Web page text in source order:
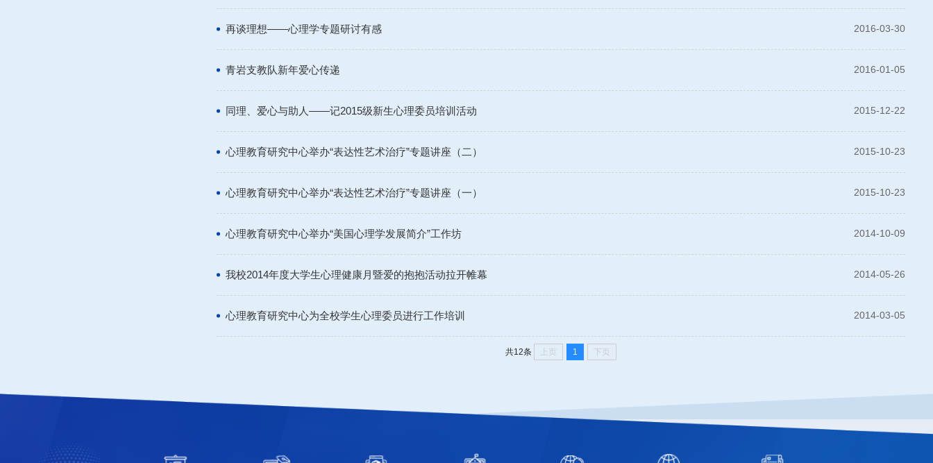
再谈理想——心理学专题研讨有感 2016-03-30
青岩支教队新年爱心传递 2016-01-05
同理、爱心与助人——记2015级新生心理委员培训活动 2015-12-22
心理教育研究中心举办“表达性艺术治疗”专题讲座（二） 2015-10-23
心理教育研究中心举办“表达性艺术治疗”专题讲座（一） 2015-10-23
心理教育研究中心举办“美国心理学发展简介”工作坊 2014-10-09
我校2014年度大学生心理健康月暨爱的抱抱活动拉开帷幕 2014-05-26
心理教育研究中心为全校学生心理委员进行工作培训 2014-03-05
共12条 上页 1 下页